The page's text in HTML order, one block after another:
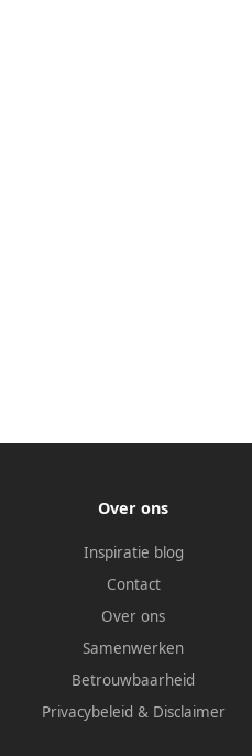
Over ons
Inspiratie blog
Contact
Over ons
Samenwerken
Betrouwbaarheid
Privacybeleid & Disclaimer